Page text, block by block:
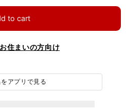
to cart
住まいの方向け
アプリで見る